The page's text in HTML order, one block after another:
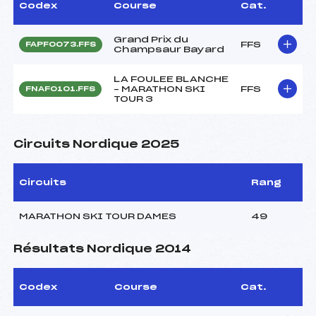
Codex Course Cat.
FAPF0073.FFS
Grand Prix du
Champsaur Bayard
FFS
FNAF0101.FFS
LA FOULEE BLANCHE
– MARATHON SKI
TOUR 3
FFS
Circuits Nordique 2025
Circuits Rang
MARATHON SKI TOUR DAMES 49
Résultats Nordique 2014
Codex Course Cat.